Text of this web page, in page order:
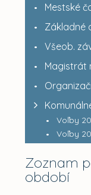
Mestské
Základné
Všeob.
Magistrát
Voľby
Voľby
Zoznam
období